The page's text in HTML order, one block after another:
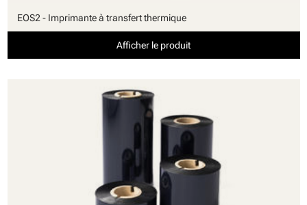
EOS2 - Imprimante à transfert thermique
Afficher le produit